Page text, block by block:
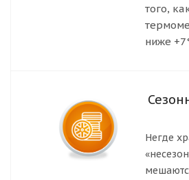
того,
ниже
Негде